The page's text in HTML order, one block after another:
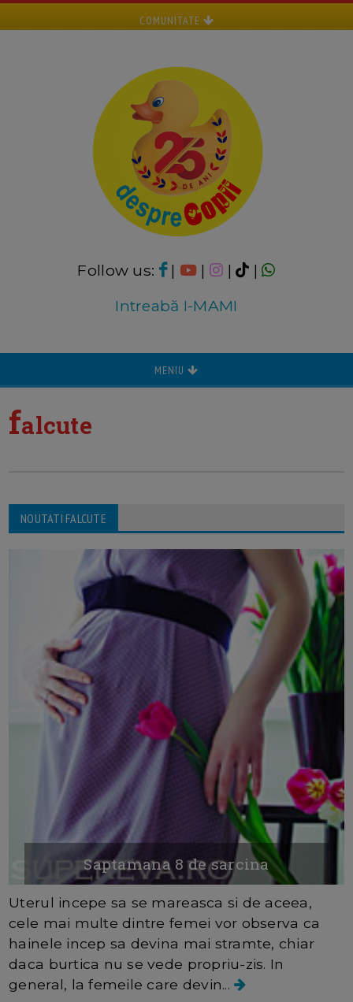
COMUNITATE
Follow us: | | |
|
Intreabă I-MAMI
MENIU
falcute
NOUTATI FALCUTE
Saptamana 8 de sarcina
Uterul incepe sa se mareasca si de aceea,
cele mai multe dintre femei vor observa ca
hainele incep sa devina mai stramte, chiar
daca burtica nu se vede propriu-zis. In
general, la femeile care devin...